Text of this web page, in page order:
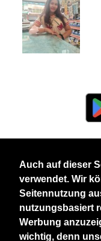
Auch auf dieser
verwendet. Wir
Seitennutzung
nutzungsbasiert
Werbung
wichtig, denn
Nehmen Sie